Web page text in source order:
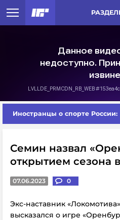
Иностранцы о спорте России:
Семин назвал
открытием сезона
07.06.2023 0
Экс-наставник
высказался о игре